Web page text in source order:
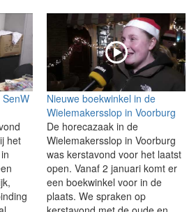
het
Nieuwe boekwinkel in de
Wielemakersslop in Voorburg
De horecazaak in de
Wielemakersslop in Voorburg
was kerstavond voor het laatst
open. Vanaf 2 januari komt er
een boekwinkel voor in de
plaats. We spraken op